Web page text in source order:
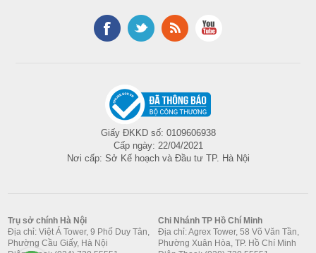
Giấy ĐKKD số: 0109606938
Cấp ngày: 22/04/2021
Nơi cấp: Sở Kế hoạch và Đầu tư TP. Hà Nội
Trụ sở chính Hà Nội
Địa chỉ: Việt Á Tower, 9 Phố Duy Tân,
Phường Cầu Giấy, Hà Nội
Chi Nhánh TP Hồ Chí Minh
Địa chỉ: Agrex Tower, 58 Võ Văn Tần,
Phường Xuân Hòa, TP. Hồ Chí Minh